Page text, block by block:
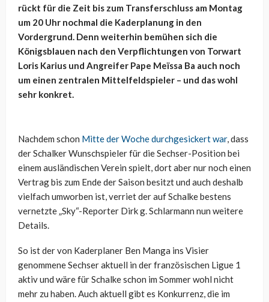
rückt für die Zeit bis zum Transferschluss am Montag
um 20 Uhr nochmal die Kaderplanung in den
Vordergrund. Denn weiterhin bemühen sich die
Königsblauen nach den Verpflichtungen von Torwart
Loris Karius und Angreifer Pape Meïssa Ba auch noch
um einen zentralen Mittelfeldspieler – und das wohl
sehr konkret.
Nachdem schon Mitte der Woche durchgesickert war, dass
der Schalker Wunschspieler für die Sechser-Position bei
einem ausländischen Verein spielt, dort aber nur noch einen
Vertrag bis zum Ende der Saison besitzt und auch deshalb
vielfach umworben ist, verriet der auf Schalke bestens
vernetzte „Sky“-Reporter Dirk g. Schlarmann nun weitere
Details.
So ist der von Kaderplaner Ben Manga ins Visier
genommene Sechser aktuell in der französischen Ligue 1
aktiv und wäre für Schalke schon im Sommer wohl nicht
mehr zu haben. Auch aktuell gibt es Konkurrenz, die im